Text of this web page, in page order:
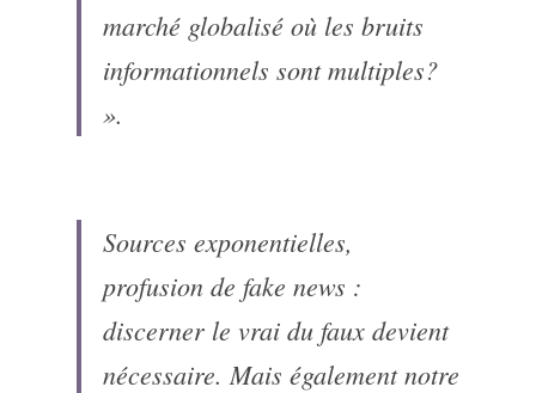
marché globalisé où les bruits
informationnels sont multiples?
».
Sources exponentielles,
profusion de fake news :
discerner le vrai du faux devient
nécessaire. Mais également notre